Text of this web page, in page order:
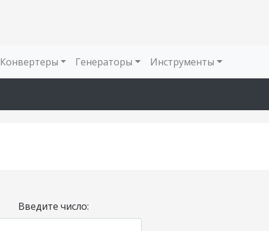
Конвертеры Генераторы Инструменты
Введите число: